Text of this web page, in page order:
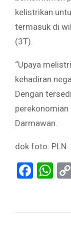
kelistrikan
termasuk di
(3T).
“Upaya
kehadiran
Dengan
perekonomian
Darmawan.
dok foto: PLN